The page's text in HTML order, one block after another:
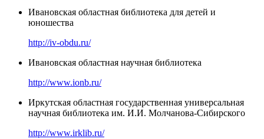
Ивановская областная библиотека для детей и
юношества
http://iv-obdu.ru/
Ивановская областная научная библиотека
http://www.ionb.ru/
Иркутская областная государственная универсальная
научная библиотека им. И.И. Молчанова-Сибирского
http://www.irklib.ru/